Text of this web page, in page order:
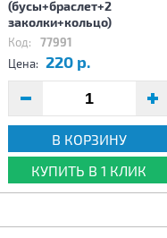
(бусы+браслет+2
заколки+кольцо)
Код: 77991
Цена: 220 р.
В КОРЗИНУ
КУПИТЬ В 1 КЛИК